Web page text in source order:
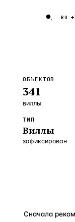
RU
Россия
ОБЪЕКТОВ
341
виллы
ТИП
Виллы
зафиксирован